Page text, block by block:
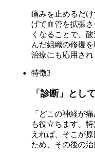
痛みを止めるだ
げて血管を拡張
くなることで、
んだ組織の修復
治療にも応用され
特徴3
「診断」とし
「どこの神経が
も役立ちます。
えれば、そこが
ため、その後の治